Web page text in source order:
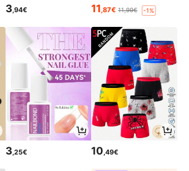
3,94€ 11,87€ 11,99€ -1%
3,25€ 10 ,49€